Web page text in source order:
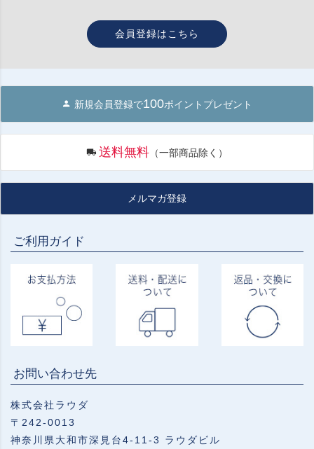
会員登録はこちら
新規会員登録で100ポイントプレゼント
送料無料 （一部商品除く）
メルマガ登録
ご利用ガイド
お問い合わせ先
株式会社ラウダ
〒242-0013
神奈川県大和市深見台4-11-3 ラウダビル